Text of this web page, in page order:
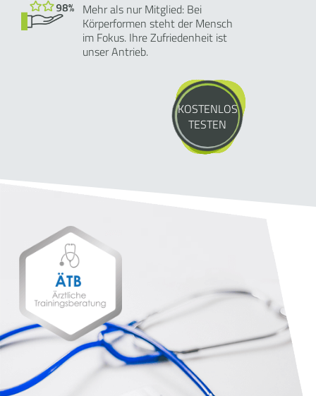
Mehr als nur Mitglied: Bei
Körperformen steht der Mensch
im Fokus. Ihre Zufriedenheit ist
unser Antrieb.
KOSTENLOS
TESTEN